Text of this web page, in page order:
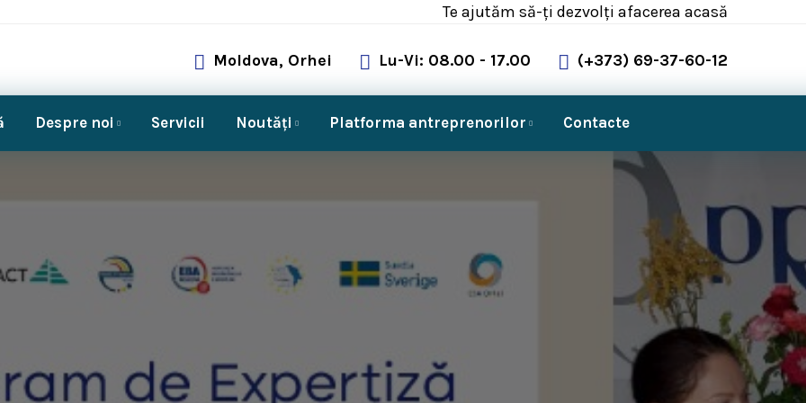
Te ajutăm să-ți dezvolți afacerea acasă
Moldova, Orhei Lu-Vi: 08.00 - 17.00 (+373) 69-37-60-12
Despre noi Servicii Noutăți Platforma antreprenorilor Contacte